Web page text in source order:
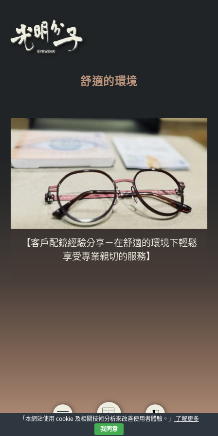
舒適的環境
【客戶配鏡經驗分享－在舒適的環境下輕鬆
享受專業親切的服務】
「本網站使用 cookie 及相關技術分析來改善使用者體驗。」
了解更多
我同意